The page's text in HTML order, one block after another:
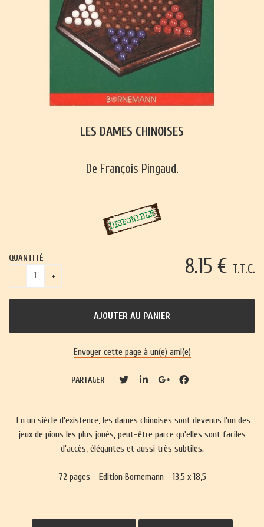
LES DAMES CHINOISES
De François Pingaud.
8.15 € T.T.C.
QUANTITÉ
Envoyer cette page à un(e) ami(e)
PARTAGER
En un siècle d'existence, les dames chinoises sont devenus l'un des
jeux de pions les plus joués, peut-être parce qu'elles sont faciles
d'accès, élégantes et aussi très subtiles.
72 pages - Edition Bornemann - 13,5 x 18,5